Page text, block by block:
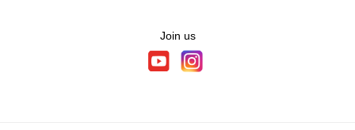
Join us